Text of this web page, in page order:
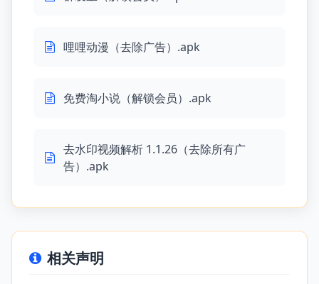
哩哩动漫（去除广告）.apk
免费淘小说（解锁会员）.apk
去水印视频解析 1.1.26（去除所有广
告）.apk
相关声明